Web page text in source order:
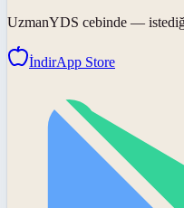
UzmanYDS cebinde —
İndirApp Store